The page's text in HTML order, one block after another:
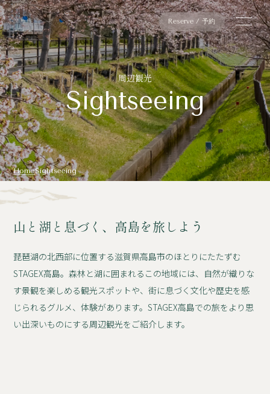
Reserve / 予約
周辺観光
Sightseeing
HomeSightseeing
山と湖と息づく、高島を旅しよう
琵琶湖の北西部に位置する滋賀県高島市のほとりにたたずむ
STAGEX高島。森林と湖に囲まれるこの地域には、自然が織りな
す景観を楽しめる観光スポットや、街に息づく文化や歴史を感
じられるグルメ、体験があります。STAGEX高島での旅をより思
い出深いものにする周辺観光をご紹介します。